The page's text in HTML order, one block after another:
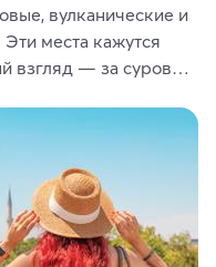
вулканические и
места кажутся
взгляд — за суровой
одни из самых